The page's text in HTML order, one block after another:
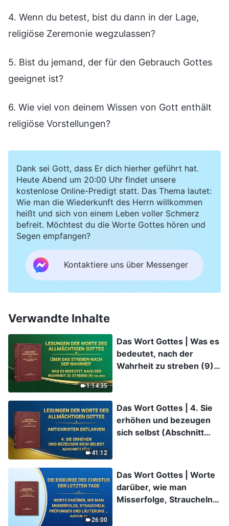
4. Wenn du betest, bist du dann in der Lage,
religiöse Zeremonie wegzulassen?
5. Bist du jemand, der für den Gebrauch Gottes
geeignet ist?
6. Wie viel von deinem Wissen von Gott enthält
religiöse Vorstellungen?
Dank sei Gott, dass Er dich hierher geführt hat.
Heute Abend um 20:00 Uhr findet unsere
kostenlose Online-Predigt statt. Das Thema lautet:
Wie man die Wiederkunft des Herrn willkommen
heißt und sich von einem Leben voller Schmerz
befreit. Möchtest du die Worte Gottes hören und
Segen empfangen?
Kontaktiere uns über Messenger
Verwandte Inhalte
1:14:35
Das Wort Gottes | Was es
bedeutet, nach der
Wahrheit zu streben (9)
41:12
Das Wort Gottes | 4. Sie
erhöhen und bezeugen
sich selbst (Abschnitt
26:00
Das Wort Gottes | Worte
darüber, wie man
Misserfolge, Straucheln,